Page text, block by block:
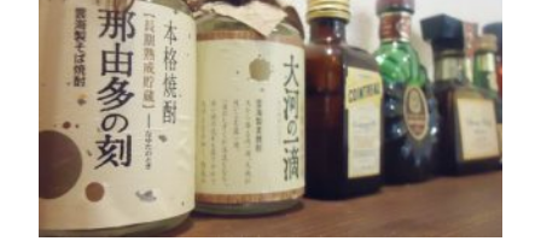
マ
ニ
ュ
ア